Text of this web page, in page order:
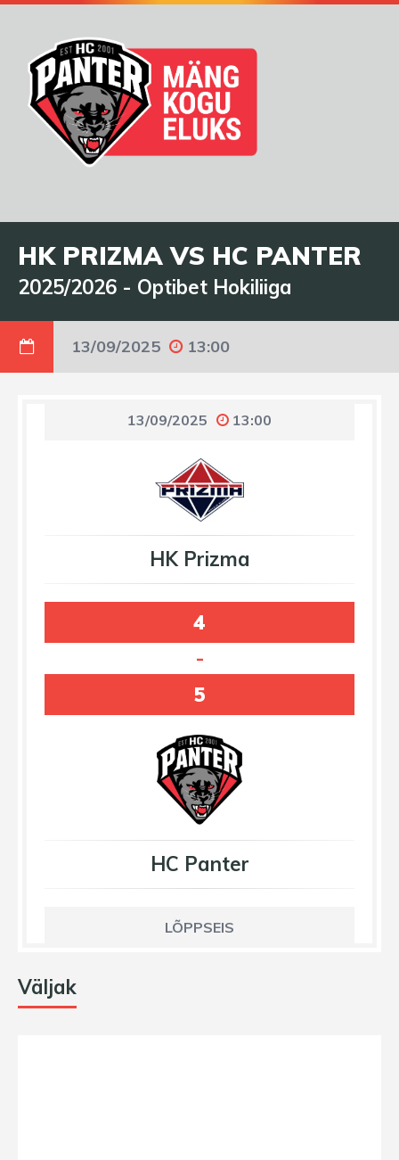
HK PRIZMA VS HC PANTER
2025/2026 - Optibet Hokiliiga
13/09/2025 13:00
13/09/2025 13:00
HK Prizma
4
-
5
HC Panter
LÕPPSEIS
Väljak